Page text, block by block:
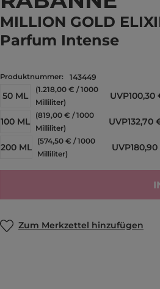
MILLION GOLD
Parfum Intense
Produktnummer: 143449
50 ML
(1.218,00 € / 1000
Milliliter)
UVP100,30
100 ML
(819,00 € / 1000
Milliliter)
UVP132,70
200 ML
(574,50 € / 1000
Milliliter)
UVP
Zum Merkzettel hinzufügen